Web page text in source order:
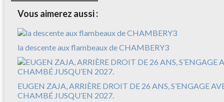
Vous aimerez aussi :
la descente aux flambeaux de CHAMBERY3
EUGEN ZAJA, ARRIÈRE DROIT DE 26 ANS, S’ENGAGE
CHAMBÉ JUSQU’EN 2027.